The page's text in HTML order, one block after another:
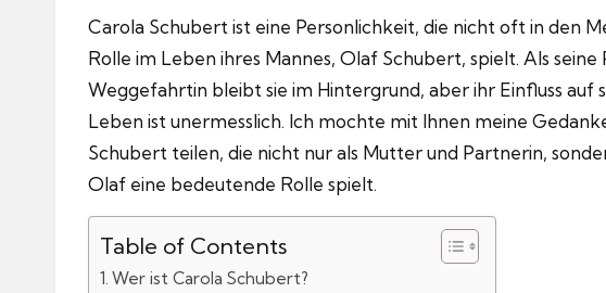
Carola Schubert ist eine Personlichkeit, die nicht oft in den
Rolle im Leben ihres Mannes, Olaf Schubert, spielt. Als seine
Weggefahrtin bleibt sie im Hintergrund, aber ihr Einfluss auf
Leben ist unermesslich. Ich mochte mit Ihnen meine
Schubert teilen, die nicht nur als Mutter und Partnerin,
Olaf eine bedeutende Rolle spielt.
Table of Contents
Wer ist Carola Schubert?